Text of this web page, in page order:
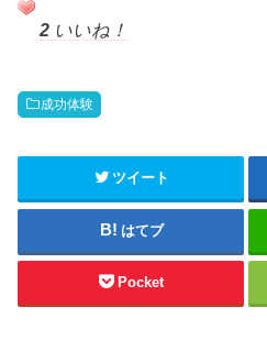
2 いいね！
成功体験
ツイート
はてブ
Pocket